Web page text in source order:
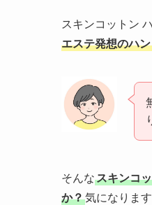
スキンコットン
エステ発想のハ
そんなスキンコ
か？気になります